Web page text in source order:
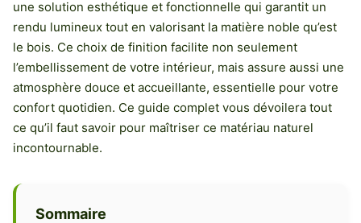
une solution esthétique et fonctionnelle qui garantit un
rendu lumineux tout en valorisant la matière noble qu’est
le bois. Ce choix de finition facilite non seulement
l’embellissement de votre intérieur, mais assure aussi une
atmosphère douce et accueillante, essentielle pour votre
confort quotidien. Ce guide complet vous dévoilera tout
ce qu’il faut savoir pour maîtriser ce matériau naturel
incontournable.
Sommaire